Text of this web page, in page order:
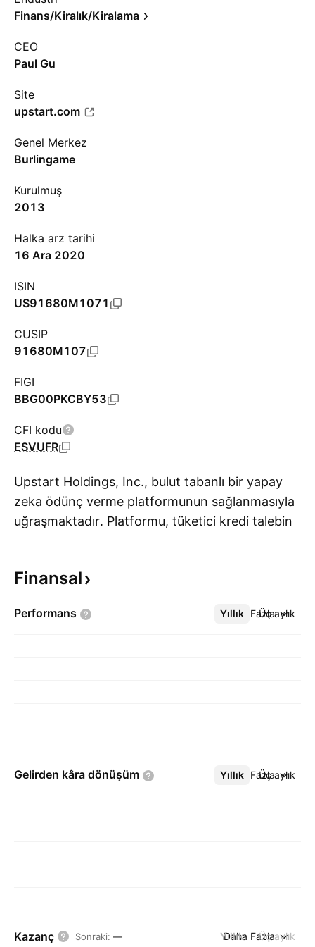
Finans/Kiralık/Kiralama
CEO
Paul Gu
Site
upstart.com
Genel Merkez
Burlingame
Kurulmuş
2013
Halka arz tarihi
16 Ara 2020
ISIN
US91680M1071
CUSIP
91680M107
FIGI
BBG00PKCBY53
CFI kodu
ESVUFR
Upstart Holdings, Inc., bulut tabanlı bir yapay
zeka ödünç verme platformunun sağlanmasıyla
uğraşmaktadır. Platformu, tüketici kredi talebini
David Joseph Girouard, Anna Mongayt
merkezi San Mateo, CA'da bulunuyor.
Finansal
Performans Yıllık Üç aylık
Daha Fazla
Gelirden kâra dönüşüm Yıllık Üç aylık
Daha Fazla
Kazanç Sonraki: — Yıllık Üç aylık
Daha Fazla